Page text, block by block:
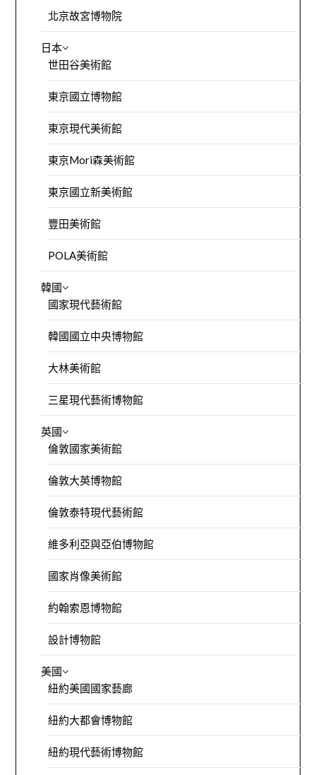
北京故宮博物院
日本
世田谷美術館
東京國立博物館
東京現代美術館
東京Mori森美術館
東京國立新美術館
豐田美術館
POLA美術館
韓國
國家現代藝術館
韓國國立中央博物館
大林美術館
三星現代藝術博物館
英國
倫敦國家美術館
倫敦大英博物館
倫敦泰特現代藝術館
維多利亞與亞伯博物館
國家肖像美術館
約翰索恩博物館
設計博物館
美國
紐約美國國家藝廊
紐約大都會博物館
紐約現代藝術博物館